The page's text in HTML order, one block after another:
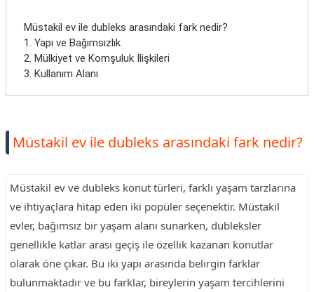
Müstakil ev ile dubleks arasındaki fark nedir?
1. Yapı ve Bağımsızlık
2. Mülkiyet ve Komşuluk İlişkileri
3. Kullanım Alanı
Müstakil ev ile dubleks arasındaki fark nedir?
Müstakil ev ve dubleks konut türleri, farklı yaşam tarzlarına
ve ihtiyaçlara hitap eden iki popüler seçenektir. Müstakil
evler, bağımsız bir yaşam alanı sunarken, dubleksler
genellikle katlar arası geçiş ile özellik kazanan konutlar
olarak öne çıkar. Bu iki yapı arasında belirgin farklar
bulunmaktadır ve bu farklar, bireylerin yaşam tercihlerini